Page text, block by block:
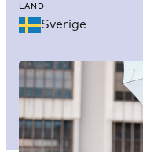
LAND
Sverige